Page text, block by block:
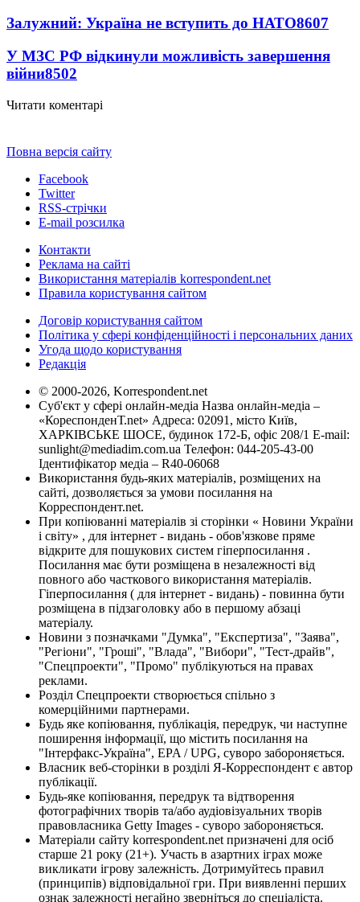
Залужний: Україна не вступить до НАТО8607
У МЗС РФ відкинули можливість завершення
війни8502
Читати коментарі
Повна версія сайту
Facebook
Twitter
RSS-стрічки
E-mail розсилка
Контакти
Реклама на сайті
Використання матеріалів korrespondent.net
Правила користування сайтом
Договір користування сайтом
Політика у сфері конфіденційності і персональних даних
Угода щодо користування
Редакція
© 2000-2026, Korrespondent.net
Суб'єкт у сфері онлайн-медіа Назва онлайн-медіа –
«КореспонденТ.net» Адреса: 02091, місто Київ,
ХАРКІВСЬКЕ ШОСЕ, будинок 172-Б, офіс 208/1 E-mail:
sunlight@mediadim.com.ua Телефон: 044-205-43-00
Ідентифікатор медіа – R40-06068
Використання будь-яких матеріалів, розміщених на
сайті, дозволяється за умови посилання на
Корреспондент.net.
При копіюванні матеріалів зі сторінки « Новини України
і світу» , для інтернет - видань - обов'язкове пряме
відкрите для пошукових систем гіперпосилання .
Посилання має бути розміщена в незалежності від
повного або часткового використання матеріалів.
Гіперпосилання ( для інтернет - видань) - повинна бути
розміщена в підзаголовку або в першому абзаці
матеріалу.
Новини з позначками "Думка", "Експертиза", "Заява",
"Регіони", "Гроші", "Влада", "Вибори", "Тест-драйв",
"Спецпроекти", "Промо" публікуються на правах
реклами.
Розділ Спецпроекти створюється спільно з
комерційними партнерами.
Будь яке копіювання, публікація, передрук, чи наступне
поширення інформації, що містить посилання на
"Інтерфакс-Україна", EPA / UPG, суворо забороняється.
Власник веб-сторінки в розділі Я-Корреспондент є автор
публікації.
Будь-яке копіювання, передрук та відтворення
фотографічних творів та/або аудіовізуальних творів
правовласника Getty Images - суворо забороняється.
Матеріали сайту korrespondent.net призначені для осіб
старше 21 року (21+). Участь в азартних іграх може
викликати ігрову залежність. Дотримуйтесь правил
(принципів) відповідальної гри. При виявленні перших
ознак залежності негайно зверніться до спеціаліста.